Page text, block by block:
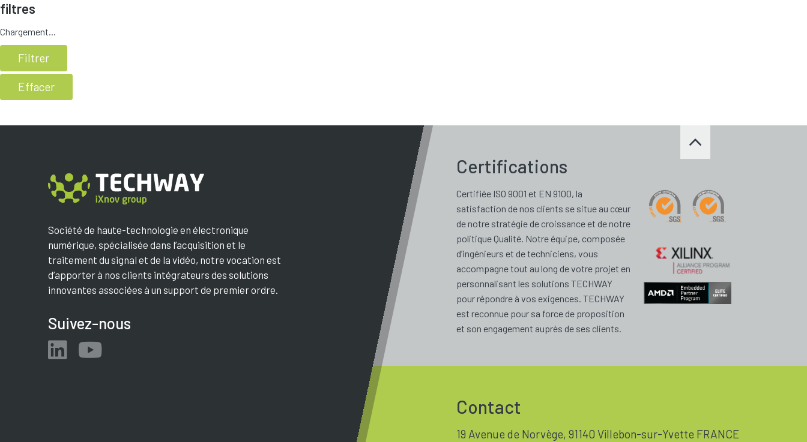
filtres
Chargement...
Filtrer
Effacer
Société de haute-technologie en électronique
numérique, spécialisée dans l’acquisition et le
traitement du signal et de la vidéo, notre vocation est
d’apporter à nos clients intégrateurs des solutions
innovantes associées à un support de premier ordre.
Suivez-nous
Certifications
Certifiée ISO 9001 et EN 9100, la
satisfaction de nos clients se situe au cœur
de notre stratégie de croissance et de notre
politique Qualité. Notre équipe, composée
d’ingénieurs et de techniciens, vous
accompagne tout au long de votre projet en
personnalisant les solutions TECHWAY
pour répondre à vos exigences. TECHWAY
est reconnue pour sa force de proposition
et son engagement auprès de ses clients.
Contact
19 Avenue de Norvège, 91140 Villebon-sur-Yvette FRANCE